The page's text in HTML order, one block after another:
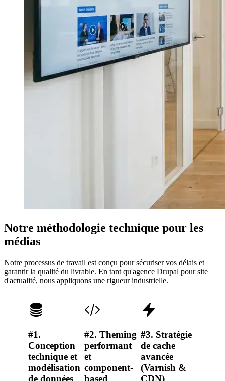
Notre méthodologie technique pour les
médias
Notre processus de travail est conçu pour sécuriser vos délais et
garantir la qualité du livrable. En tant qu'agence Drupal pour site
d'actualité, nous appliquons une rigueur industrielle.
#1.
Conception
technique et
modélisation
de données
#2. Theming
performant
et
component-
based
#3. Stratégie
de cache
avancée
(Varnish &
CDN)